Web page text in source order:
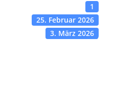
1
25. Februar 2026
3. März 2026